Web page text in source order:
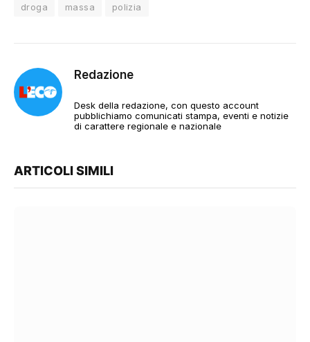
droga massa polizia
Redazione
Desk della redazione, con questo account
pubblichiamo comunicati stampa, eventi e notizie
di carattere regionale e nazionale
ARTICOLI SIMILI